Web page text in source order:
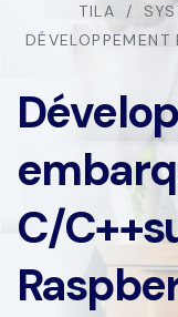
TILA
C/